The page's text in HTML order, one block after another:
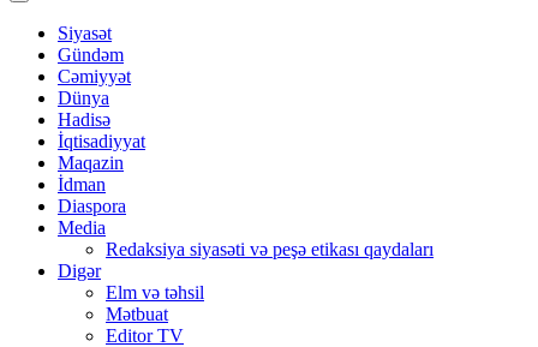
Siyasət
Gündəm
Cəmiyyət
Dünya
Hadisə
İqtisadiyyat
Maqazin
İdman
Diaspora
Media
Redaksiya siyasəti və peşə etikası qaydaları
Digər
Elm və təhsil
Mətbuat
Editor TV